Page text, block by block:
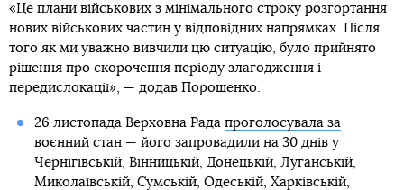
«Це плани військових з мінімального строку розгортання
нових військових частин у відповідних напрямках. Після
того як ми уважно вивчили цю ситуацію, було прийнято
рішення про скорочення періоду злагодження і
передислокації», — додав Порошенко.
26 листопада Верховна Рада проголосувала за
воєнний стан — його запровадили на 30 днів у
Чернігівській, Вінницькій, Донецькій, Луганській,
Миколаївській, Сумській, Одеській, Харківській,